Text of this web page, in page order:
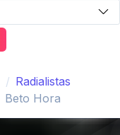
Radialistas
Beto Hora